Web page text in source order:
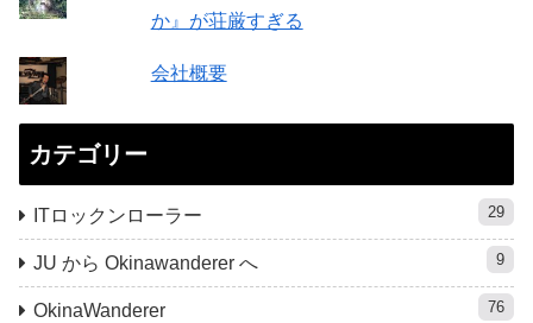
か』が荘厳すぎる
会社概要
カテゴリー
ITロックンローラー 29
JU から Okinawanderer へ 9
OkinaWanderer 76